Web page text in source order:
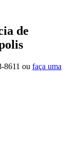
de
8611 ou faça uma